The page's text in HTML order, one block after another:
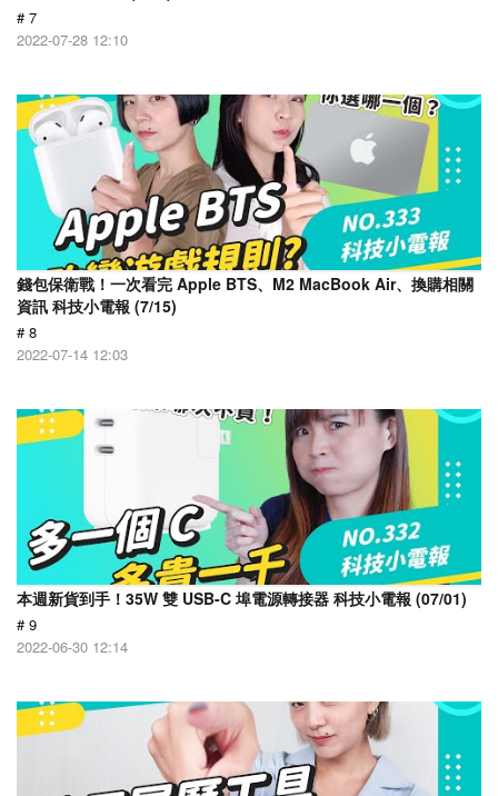
# 7
2022-07-28 12:10
錢包保衛戰！一次看完 Apple BTS、M2 MacBook Air、換購相關
資訊 科技小電報 (7/15)
# 8
2022-07-14 12:03
本週新貨到手！35W 雙 USB-C 埠電源轉接器 科技小電報 (07/01)
# 9
2022-06-30 12:14